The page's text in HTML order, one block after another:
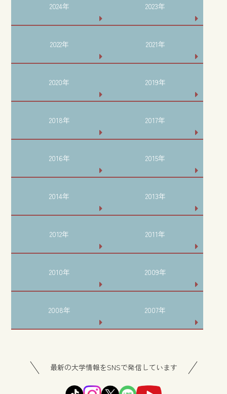
2024年 2023年
2022年 2021年
2020年 2019年
2018年 2017年
2016年 2015年
2014年 2013年
2012年 2011年
2010年 2009年
2008年 2007年
最新の大学情報をSNSで発信しています